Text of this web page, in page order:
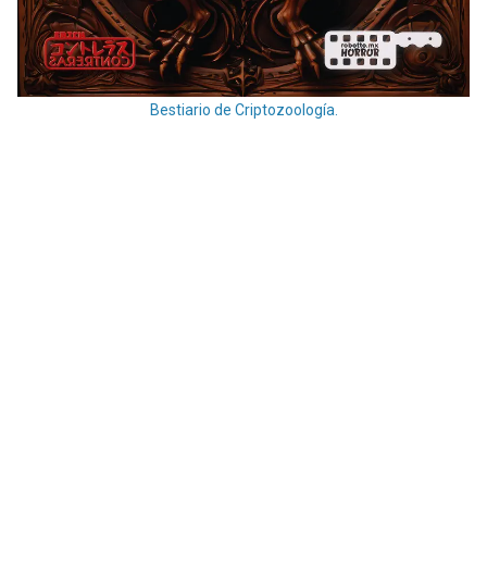
Bestiario de Criptozoología.